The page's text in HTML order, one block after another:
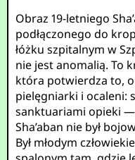
Obraz 19-letniego
podłączonego do
łóżku szpitalnym w
nie jest anomalią. To
która potwierdza to, o
pielęgniarki i ocaleni:
sanktuariami opieki —
Sha’aban nie był
Był młodym